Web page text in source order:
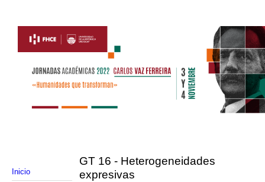
Inicio
GT 16 - Heterogeneidades
expresivas